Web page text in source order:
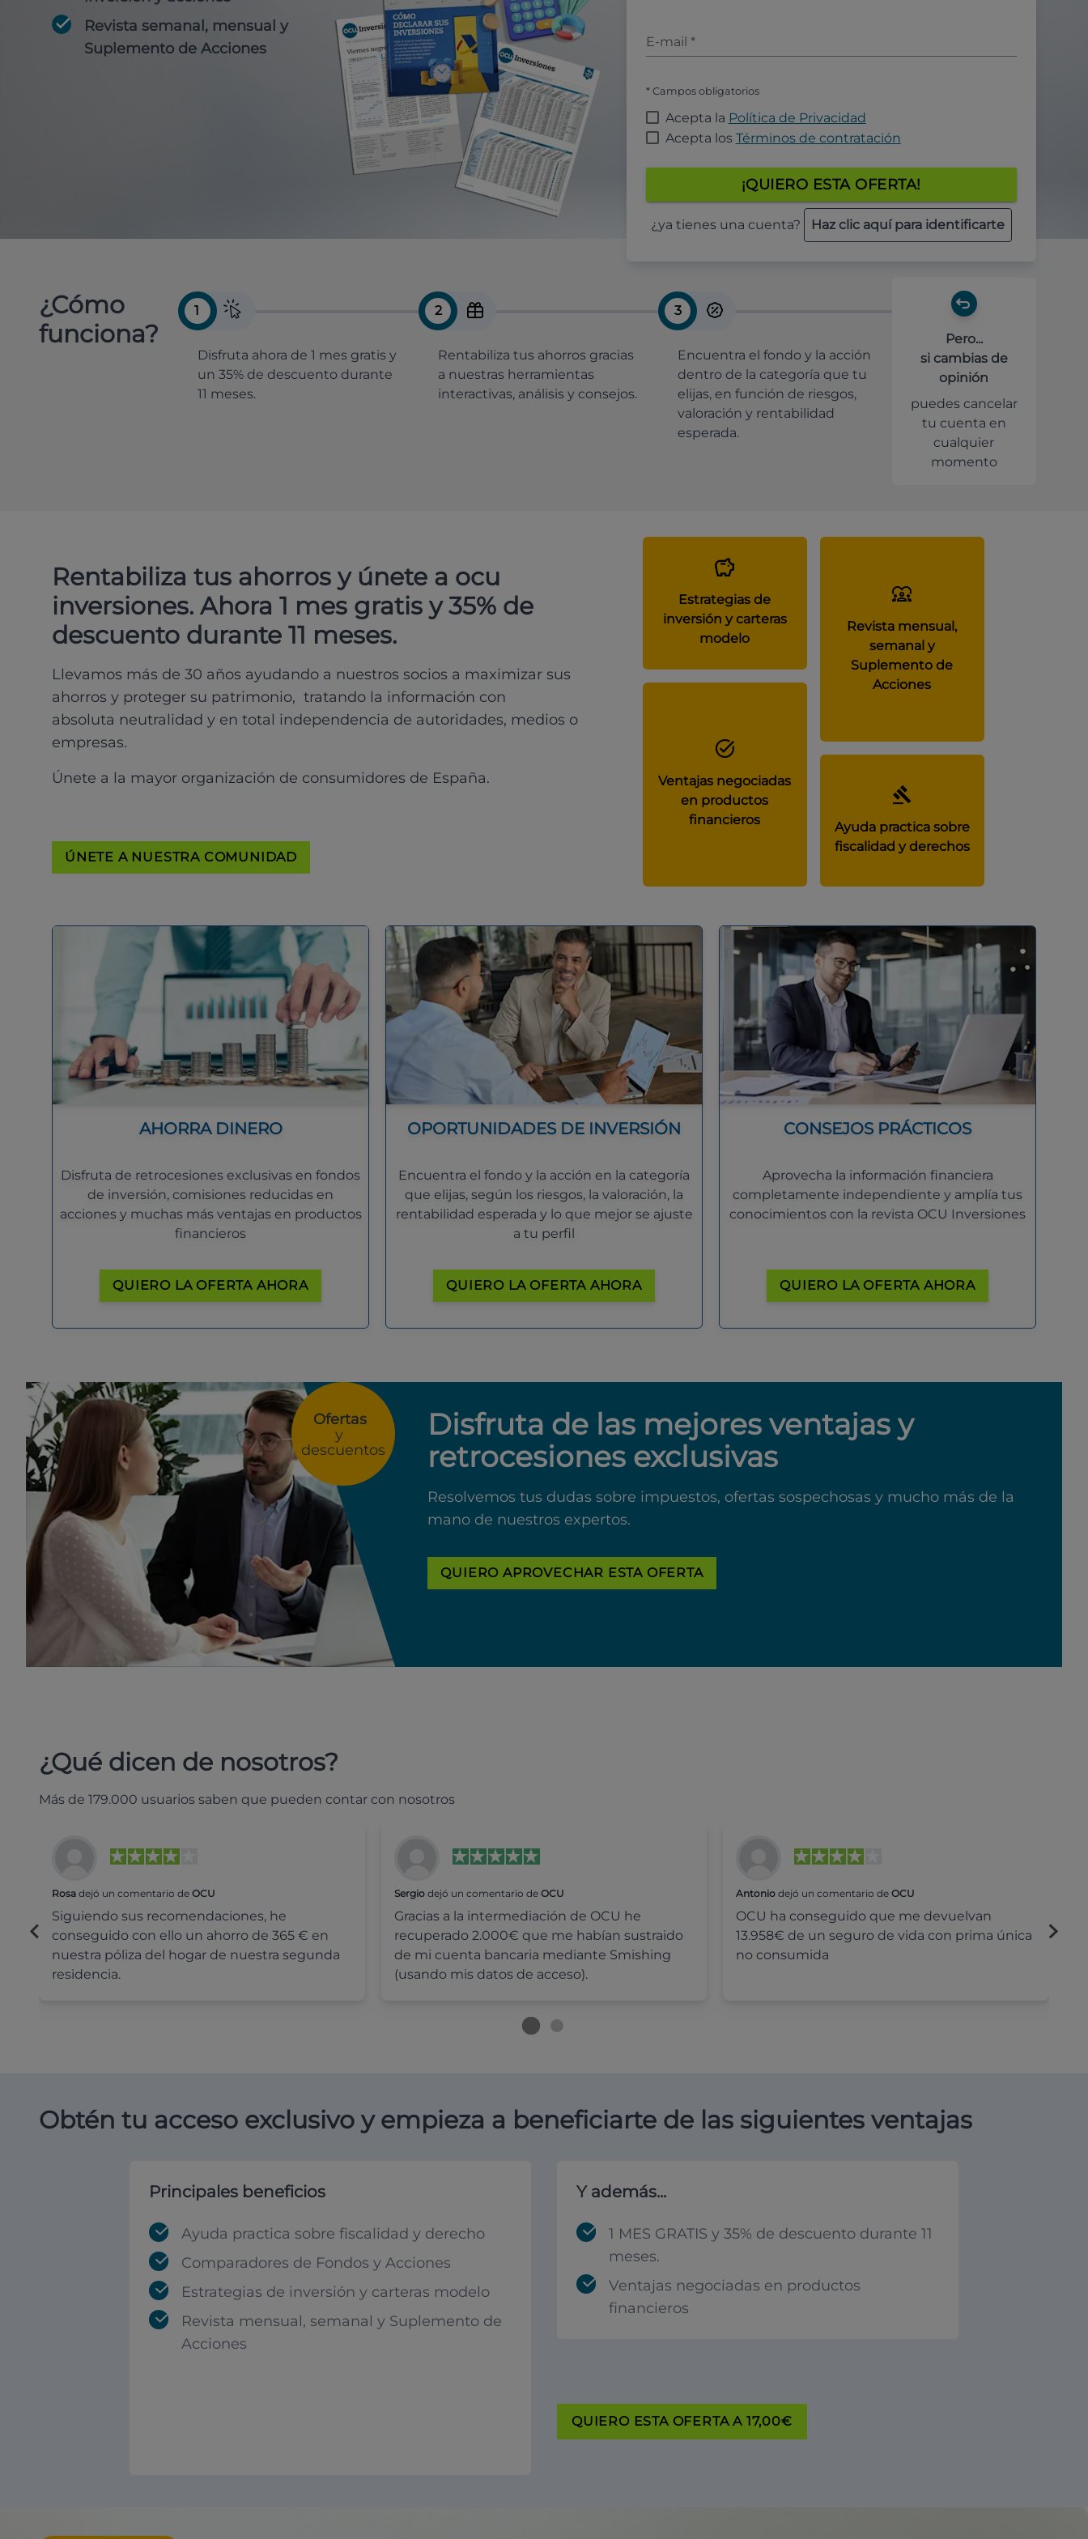
Revista semanal, mensual y
Suplemento de Acciones
E-mail *
* Campos obligatorios
Acepta la Política de Privacidad
Acepta los Términos de contratación
¡QUIERO ESTA OFERTA!
¿ya tienes una cuenta? Haz clic aquí para identificarte
¿Cómo
funciona?
1
Disfruta ahora de 1 mes gratis y
un 35% de descuento durante
11 meses.
2
Rentabiliza tus ahorros gracias
a nuestras herramientas
interactivas, análisis y consejos.
3
Encuentra el fondo y la acción
dentro de la categoría que tu
elijas, en función de riesgos,
valoración y rentabilidad
esperada.
Pero...
si cambias de
opinión
puedes cancelar
tu cuenta en
cualquier
momento
Rentabiliza tus ahorros y únete a ocu
inversiones. Ahora 1 mes gratis y 35% de
descuento durante 11 meses.
Llevamos más de 30 años ayudando a nuestros socios a maximizar sus
ahorros y proteger su patrimonio, tratando la información con
absoluta neutralidad y en total independencia de autoridades, medios o
empresas.
Únete a la mayor organización de consumidores de España.
ÚNETE A NUESTRA COMUNIDAD
Estrategias de
inversión y carteras
modelo
Revista mensual,
semanal y
Suplemento de
Acciones
Ventajas negociadas
en productos
financieros
Ayuda practica sobre
fiscalidad y derechos
AHORRA DINERO
Disfruta de retrocesiones exclusivas en fondos
de inversión, comisiones reducidas en
acciones y muchas más ventajas en productos
financieros
QUIERO LA OFERTA AHORA
OPORTUNIDADES DE INVERSIÓN
Encuentra el fondo y la acción en la categoría
que elijas, según los riesgos, la valoración, la
rentabilidad esperada y lo que mejor se ajuste
a tu perfil
QUIERO LA OFERTA AHORA
CONSEJOS PRÁCTICOS
Aprovecha la información financiera
completamente independiente y amplía tus
conocimientos con la revista OCU Inversiones
QUIERO LA OFERTA AHORA
Ofertas
y
descuentos
Disfruta de las mejores ventajas y
retrocesiones exclusivas
Resolvemos tus dudas sobre impuestos, ofertas sospechosas y mucho más de la
mano de nuestros expertos.
QUIERO APROVECHAR ESTA OFERTA
¿Qué dicen de nosotros?
Más de 179.000 usuarios saben que pueden contar con nosotros
Rosa dejó un comentario de OCU
Siguiendo sus recomendaciones, he
conseguido con ello un ahorro de 365 € en
nuestra póliza del hogar de nuestra segunda
residencia.
Sergiodejó un comentario de OCU
Gracias a la intermediación de OCU he
recuperado 2.000€ que me habían sustraido
de mi cuenta bancaria mediante Smishing
(usando mis datos de acceso).
Antonio dejó un comentario deOCU
OCU ha conseguido que me devuelvan
13.958€ de un seguro de vida con prima única
no consumida
Obtén tu acceso exclusivo y empieza a beneficiarte de las siguientes ventajas
Principales beneficios
Ayuda practica sobre fiscalidad y derecho
Comparadores de Fondos y Acciones
Estrategias de inversión y carteras modelo
Revista mensual, semanal y Suplemento de
Acciones
Y además...
1 MES GRATIS y 35% de descuento durante 11
meses.
Ventajas negociadas en productos
financieros
QUIERO ESTA OFERTA A 17,00€